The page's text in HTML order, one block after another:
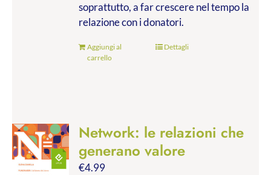
soprattutto, a far crescere nel tempo la
relazione con i donatori.
Aggiungi al
carrello
Dettagli
Network: le relazioni che
generano valore
€4.99